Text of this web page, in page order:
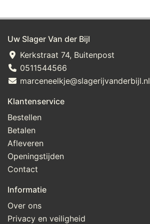
Uw Slager Van der Bijl
Kerkstraat 74, Buitenpost
0511544566
marceneelkje@slagerijvanderbijl.nl
Klantenservice
Bestellen
Betalen
Afleveren
Openingstijden
Contact
Informatie
Over ons
Privacy en veiligheid